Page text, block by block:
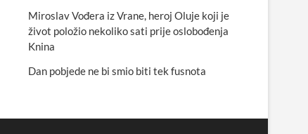
Miroslav Vođera iz Vrane, heroj Oluje koji je
život položio nekoliko sati prije oslobođenja
Knina
Dan pobjede ne bi smio biti tek fusnota